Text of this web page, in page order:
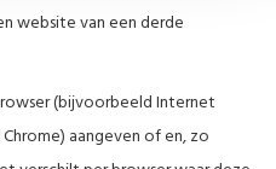
website van een derde
(bijvoorbeeld Internet
aangeven of en, zo